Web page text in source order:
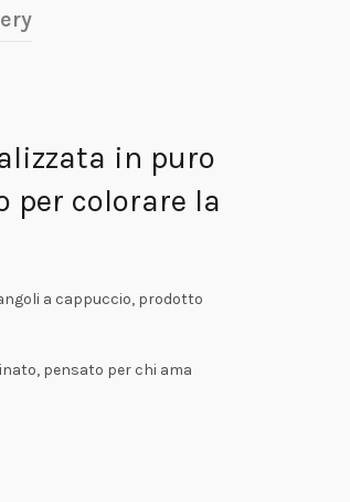
in puro
per colorare la
a cappuccio, prodotto
pensato per chi ama